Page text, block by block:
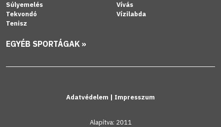
Súlyemelés
Tekvondó
Tenisz
Vívás
Vízilabda
EGYÉB SPORTÁGAK »
Adatvédelem | Impresszum
Alapítva: 2011